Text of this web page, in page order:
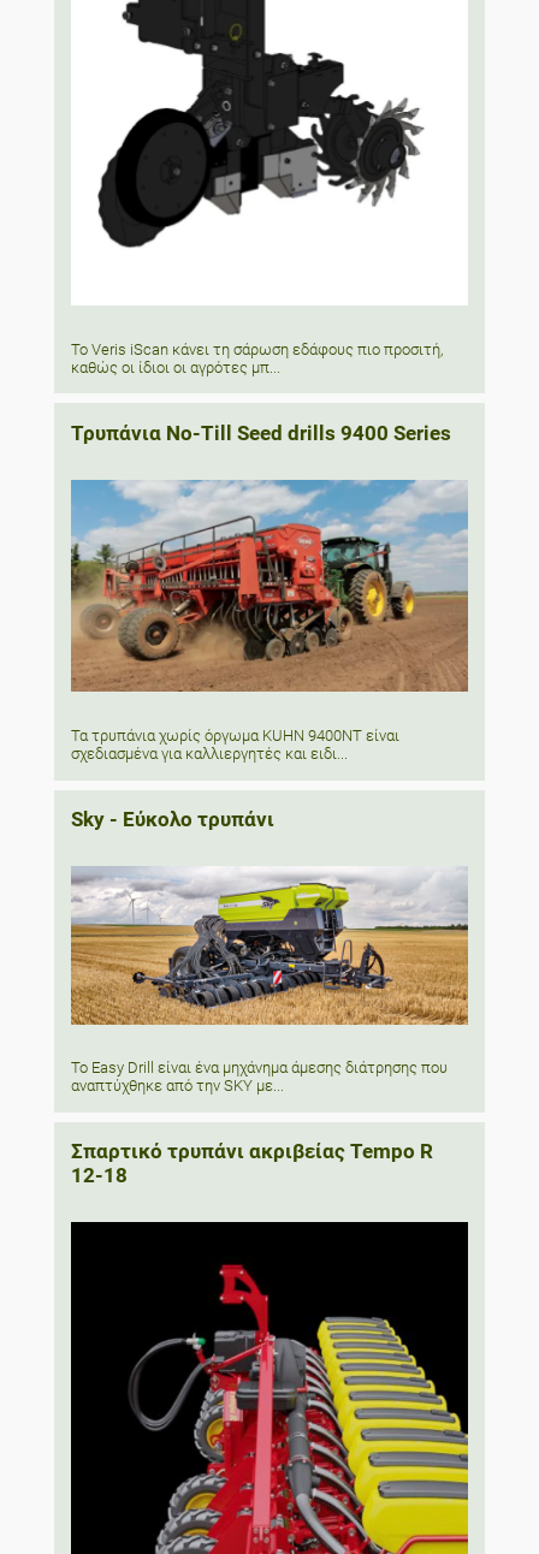
Το Veris iScan κάνει τη σάρωση εδάφους πιο προσιτή,
καθώς οι ίδιοι οι αγρότες μπ...
Τρυπάνια No-Till Seed drills 9400 Series
Τα τρυπάνια χωρίς όργωμα KUHN 9400NT είναι
σχεδιασμένα για καλλιεργητές και ειδι...
Sky - Εύκολο τρυπάνι
Το Easy Drill είναι ένα μηχάνημα άμεσης διάτρησης που
αναπτύχθηκε από την SKY με...
Σπαρτικό τρυπάνι ακριβείας Tempo R
12-18